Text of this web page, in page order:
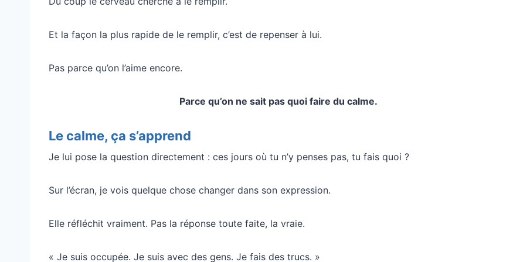
Et la façon la plus rapide de le remplir, c’est de repenser à lui.
Pas parce qu’on l’aime encore.
Parce qu’on ne sait pas quoi faire du calme.
Le calme, ça s’apprend
Je lui pose la question directement : ces jours où tu n’y penses pas, tu fais quoi ?
Sur l’écran, je vois quelque chose changer dans son expression.
Elle réfléchit vraiment. Pas la réponse toute faite, la vraie.
« Je suis occupée. Je suis avec des gens. Je fais des trucs. »